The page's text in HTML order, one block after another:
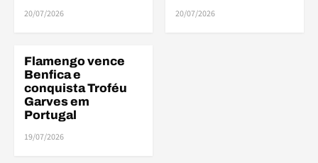
20/07/2026 20/07/2026
AMISTOSOS
Flamengo vence
Benfica e
conquista Troféu
Garves em
Portugal
19/07/2026